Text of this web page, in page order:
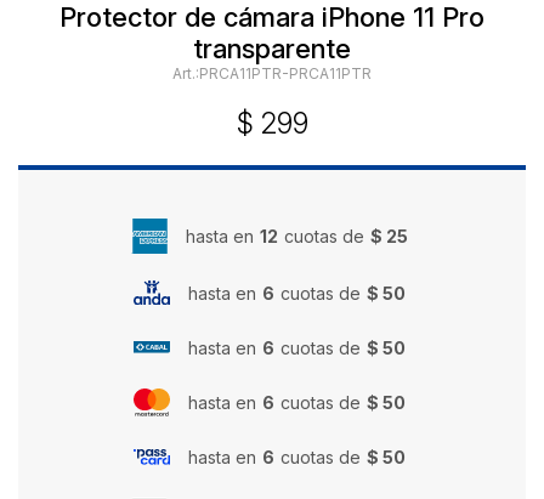
Protector de cámara iPhone 11 Pro
transparente
PRCA11PTR-PRCA11PTR
$ 299
hasta en 12 cuotas de $ 25
hasta en 6 cuotas de $ 50
hasta en 6 cuotas de $ 50
hasta en 6 cuotas de $ 50
hasta en 6 cuotas de $ 50